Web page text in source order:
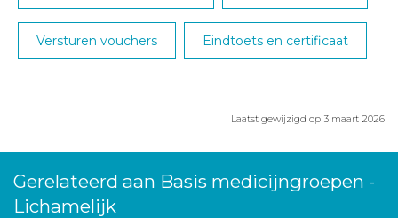
Versturen vouchers Eindtoets en certificaat
Laatst gewijzigd op 3 maart 2026
Gerelateerd aan Basis medicijngroepen -
Lichamelijk